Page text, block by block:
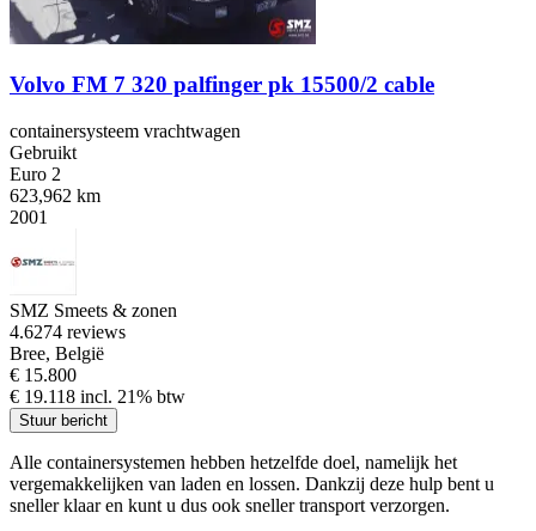
Volvo FM 7 320 palfinger pk 15500/2 cable
containersysteem vrachtwagen
Gebruikt
Euro 2
623,962 km
2001
SMZ Smeets & zonen
4.6274 reviews
Bree, België
€ 15.800
€ 19.118 incl. 21% btw
Stuur bericht
Alle containersystemen hebben hetzelfde doel, namelijk het
vergemakkelijken van laden en lossen. Dankzij deze hulp bent u
sneller klaar en kunt u dus ook sneller transport verzorgen.